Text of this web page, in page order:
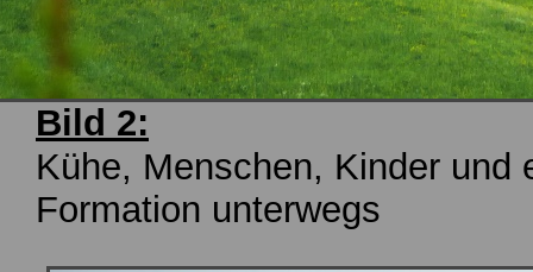
Bild 2:
Kühe, Menschen, Kinder und
Formation unterwegs